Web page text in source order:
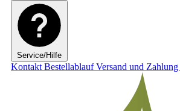
Service/Hilfe
Kontakt BestellablaufVersand und Zahlung